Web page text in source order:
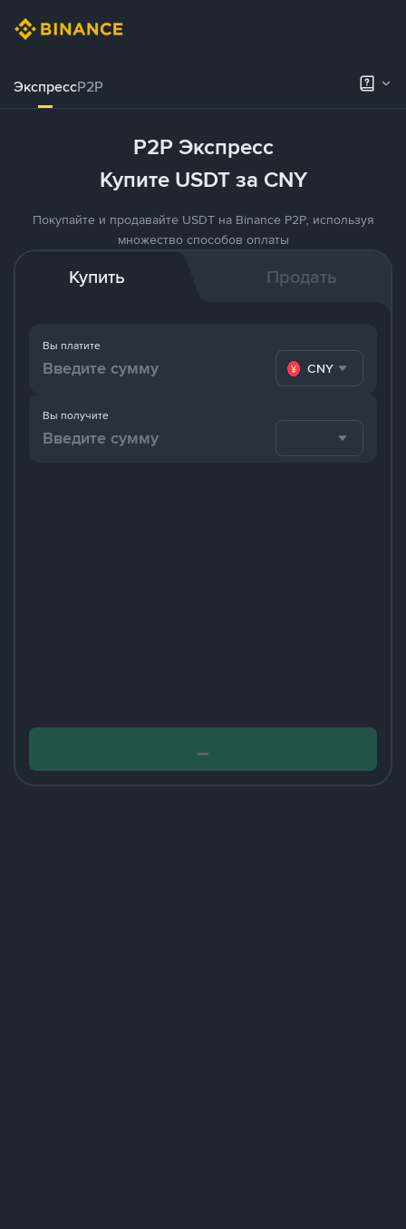
ЭкспрессP2P
P2P Экспресс
Купите USDT за CNY
Покупайте и продавайте USDT на Binance P2P, используя
множество способов оплаты
Купить Продать
Вы платите
CNY
Вы получите